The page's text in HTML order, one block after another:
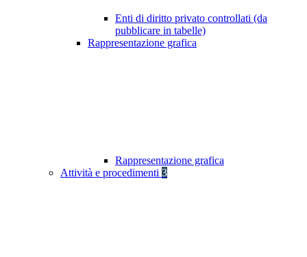
Enti di diritto privato controllati (da
pubblicare in tabelle)
Rappresentazione grafica
Rappresentazione grafica
Attività e procedimenti 3